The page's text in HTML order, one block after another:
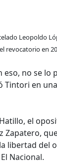
Leopoldo
revocatorio en
no se
en
el
Zapatero,
libertad
Nacional.